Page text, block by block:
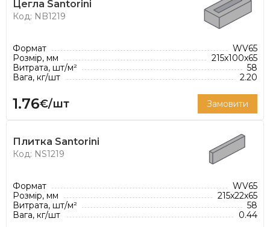
Цегла Santorini
Код: NB1219
Формат
WV65
Розмір, мм
215x100x65
Витрата, шт/м²
58
Вага, кг/шт
2.20
1.76€/шт Замовити
Плитка Santorini
Код: NS1219
Формат
WV65
Розмір, мм
215x22x65
Витрата, шт/м²
58
Вага, кг/шт
0.44